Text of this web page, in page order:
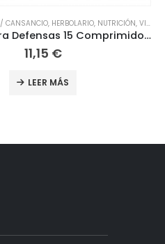
URINARIO, DIETA,HERBOLARIO,NUTRICIÓN
Cola Caballo Eladiet 50ml
10,25€
LEER MÁS